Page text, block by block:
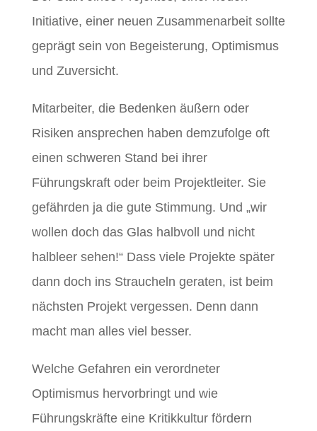
Initiative, einer neuen Zusammenarbeit sollte
geprägt sein von Begeisterung, Optimismus
und Zuversicht.
Mitarbeiter, die Bedenken äußern oder
Risiken ansprechen haben demzufolge oft
einen schweren Stand bei ihrer
Führungskraft oder beim Projektleiter. Sie
gefährden ja die gute Stimmung. Und „wir
wollen doch das Glas halbvoll und nicht
halbleer sehen!“ Dass viele Projekte später
dann doch ins Straucheln geraten, ist beim
nächsten Projekt vergessen. Denn dann
macht man alles viel besser.
Welche Gefahren ein verordneter
Optimismus hervorbringt und wie
Führungskräfte eine Kritikkultur fördern